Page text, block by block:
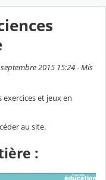
2015 15:24 - Mis
et jeux en
au site.
: